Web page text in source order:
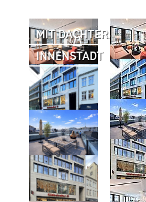
MIT DACHTERRASSE
INNENSTADT